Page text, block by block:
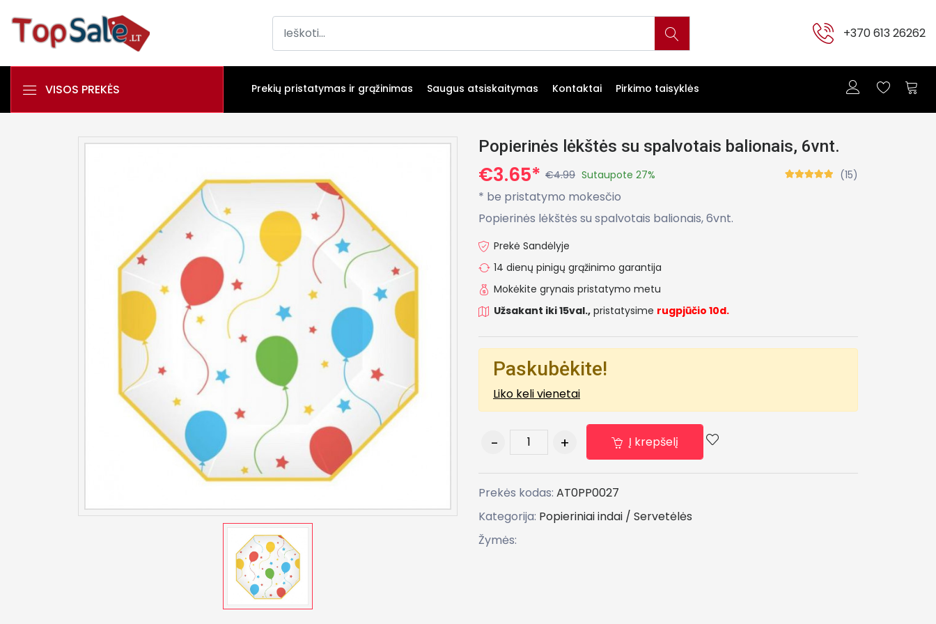
+370 613 26262
VISOS PREKĖS Prekių pristatymas ir grąžinimas Saugus atsiskaitymas Kontaktai Pirkimo taisyklės
Popierinės lėkštės su spalvotais balionais, 6vnt.
€3.65* €4.99 Sutaupote 27%
* be pristatymo mokesčio
(15)
Popierinės lėkštės su spalvotais balionais, 6vnt.
Prekė Sandėlyje
14 dienų pinigų grąžinimo garantija
Mokėkite grynais pristatymo metu
Užsakant iki 15val., pristatysime rugpjūčio 10d.
Paskubėkite!
Liko keli vienetai
Į krepšelį
Prekės kodas: AT0PP0027
Kategorija: Popieriniai indai / Servetėlės
Žymės: